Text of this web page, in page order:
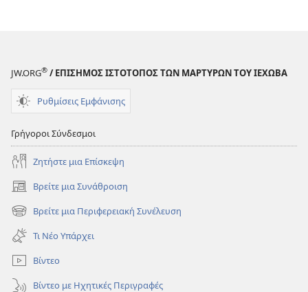
JW.ORG® / ΕΠΙΣΗΜΟΣ ΙΣΤΟΤΟΠΟΣ ΤΩΝ ΜΑΡΤΥΡΩΝ ΤΟΥ ΙΕΧΩΒΑ
Ρυθμίσεις Εμφάνισης
Γρήγοροι Σύνδεσμοι
Ζητήστε μια Επίσκεψη
Βρείτε μια Συνάθροιση
(ανοίγει
νέο
παράθυρο)
Βρείτε μια Περιφερειακή Συνέλευση
(ανοίγει
νέο
παράθυρο)
Τι Νέο Υπάρχει
Βίντεο
Βίντεο με Ηχητικές Περιγραφές